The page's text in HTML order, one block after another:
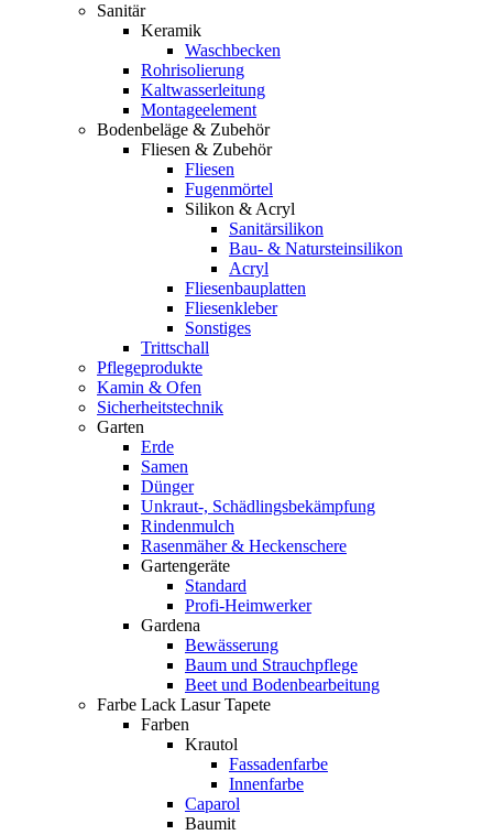
Sanitär
Keramik
Waschbecken
Rohrisolierung
Kaltwasserleitung
Montageelement
Bodenbeläge & Zubehör
Fliesen & Zubehör
Fliesen
Fugenmörtel
Silikon & Acryl
Sanitärsilikon
Bau- & Natursteinsilikon
Acryl
Fliesenbauplatten
Fliesenkleber
Sonstiges
Trittschall
Pflegeprodukte
Kamin & Ofen
Sicherheitstechnik
Garten
Erde
Samen
Dünger
Unkraut-, Schädlingsbekämpfung
Rindenmulch
Rasenmäher & Heckenschere
Gartengeräte
Standard
Profi-Heimwerker
Gardena
Bewässerung
Baum und Strauchpflege
Beet und Bodenbearbeitung
Farbe Lack Lasur Tapete
Farben
Krautol
Fassadenfarbe
Innenfarbe
Caparol
Baumit